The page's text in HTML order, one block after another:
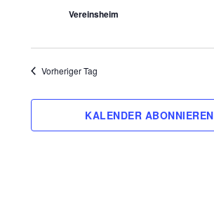
Vereinsheim
Vorheriger Tag
KALENDER ABONNIEREN